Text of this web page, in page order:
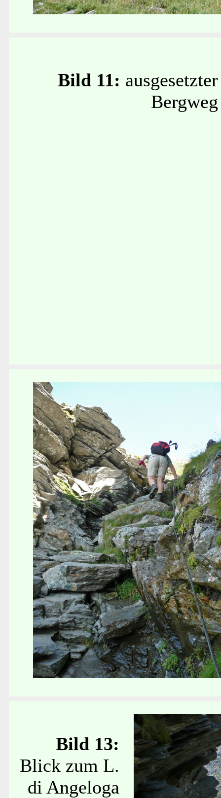
Bild 11: ausgesetzter
Bergweg
Bild 13:
Blick zum L.
di Angeloga